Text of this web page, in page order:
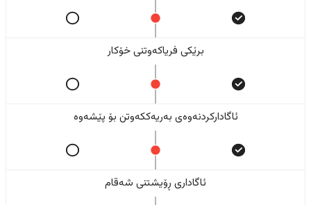
برێکی فریاکەوتنی خۆکار
ئاگادارکردنەوەی بەریەککەوتن بۆ پێشەوە
ئاگاداری ڕۆیشتنی شەقام